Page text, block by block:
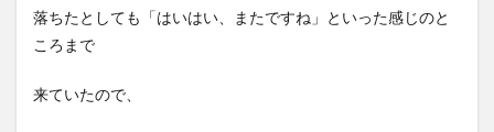
落ちたとしても「はいはい、またですね」といった感じのと
ころまで
来ていたので、